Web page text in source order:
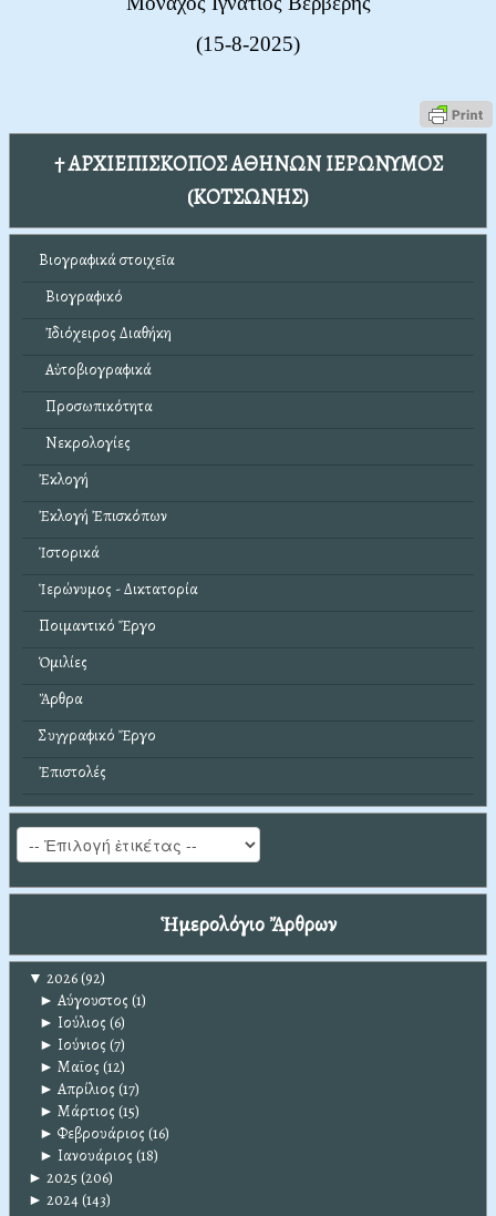
(15-8-2025)
† ΑΡΧΙΕΠΙΣΚΟΠΟΣ ΑΘΗΝΩΝ ΙΕΡΩΝΥΜΟΣ
(ΚΟΤΣΩΝΗΣ)
Βιογραφικά στοιχεῖα
Βιογραφικό
Ἰδιόχειρος Διαθήκη
Αὐτοβιογραφικά
Προσωπικότητα
Νεκρολογίες
Ἐκλογή
Ἐκλογή Ἐπισκόπων
Ἱστορικά
Ἱερώνυμος - Δικτατορία
Ποιμαντικό Ἔργο
Ὁμιλίες
Ἄρθρα
Συγγραφικό Ἔργο
Ἐπιστολές
Ἡμερολόγιο Ἄρθρων
▼ 2026(92)
► Αύγουστος (1)
► Ιούλιος (6)
► Ιούνιος (7)
► Μαϊος (12)
► Απρίλιος (17)
► Μάρτιος (15)
► Φεβρουάριος (16)
► Ιανουάριος (18)
► 2025 (206)
► 2024(143)